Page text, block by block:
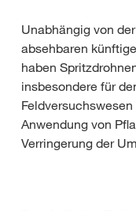
Unabhängig von
absehbaren
haben
insbesondere für
Anwendung von
Verringerung der